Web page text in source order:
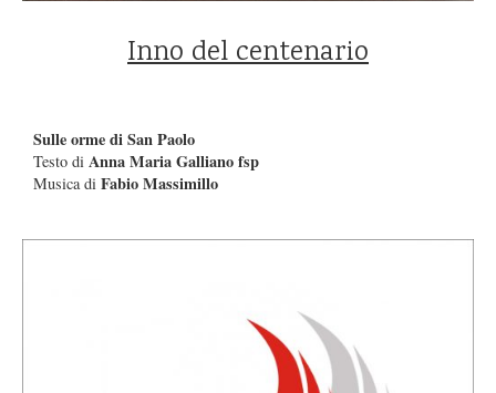
Inno del centenario
Sulle orme di San Paolo
Testo di Anna Maria Galliano fsp
Musica di Fabio Massimillo